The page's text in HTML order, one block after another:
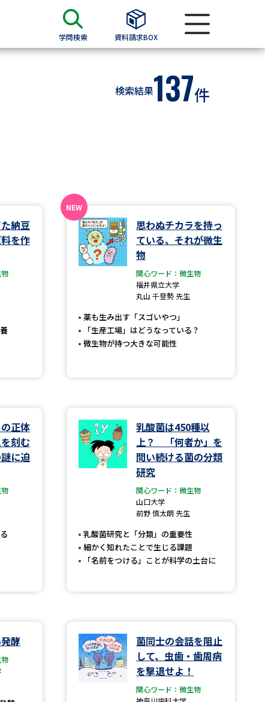
学問検索 資料請求BOX
資料検索
留学・進学関連、塾・予備校
請求
高等学校卒業程度認定試験
定試験
バルに強い大学特集
特集
高3生用）
資料検索
検索結果137件
納豆
を作
思わぬチカラを持っ
ている、それが微生
物
関心ワード：微生物
福井県立大学
丸山 千登勢 先生
薬も生み出す「スゴいやつ」
「生産工場」はどうなっている？
微生物が持つ大きな可能性
の正体
刻む
に迫
乳酸菌は450種以
上？ 「何者か」を
問い続ける菌の分類
研究
関心ワード：微生物
山口大学
前野 慎太朗 先生
乳酸菌研究と「分類」の重要性
細かく知れたことで生じる課題
「名前をつける」ことが科学の土台に
酵
菌同士の会話を阻止
して、虫歯・歯周病
を撃退せよ！
関心ワード：微生物